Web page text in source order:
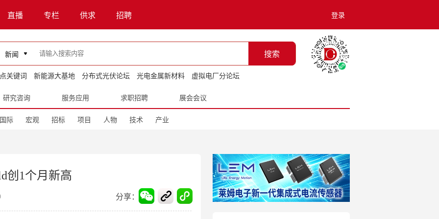
直播 专栏 供求 招聘 登录
新闻 搜索
关键词 新能源大基地 分布式光伏论坛 光电金属新材料 虚拟电厂分论坛
研究咨询 服务应用 求职招聘 展会会议
国际 宏观 招标 项目 人物 技术 产业
创1个月新高
分享：